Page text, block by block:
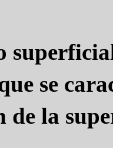
se
de la